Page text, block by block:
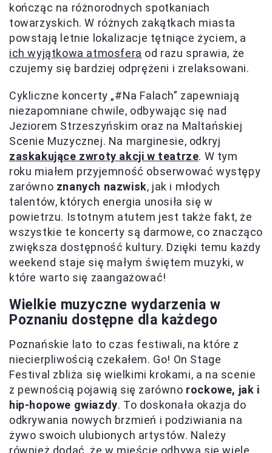
kończąc na różnorodnych spotkaniach
towarzyskich. W różnych zakątkach miasta
powstają letnie lokalizacje tętniące życiem, a
ich wyjątkowa atmosfera od razu sprawia, że
czujemy się bardziej odprężeni i zrelaksowani.
Cykliczne koncerty „#Na Falach” zapewniają
niezapomniane chwile, odbywając się nad
Jeziorem Strzeszyńskim oraz na Maltańskiej
Scenie Muzycznej. Na marginesie, odkryj
zaskakujące zwroty akcji w teatrze. W tym
roku miałem przyjemność obserwować występy
zarówno znanych nazwisk, jak i młodych
talentów, których energia unosiła się w
powietrzu. Istotnym atutem jest także fakt, że
wszystkie te koncerty są darmowe, co znacząco
zwiększa dostępność kultury. Dzięki temu każdy
weekend staje się małym świętem muzyki, w
które warto się zaangażować!
Wielkie muzyczne wydarzenia w
Poznaniu dostępne dla każdego
Poznańskie lato to czas festiwali, na które z
niecierpliwością czekałem. Go! On Stage
Festival zbliża się wielkimi krokami, a na scenie
z pewnością pojawią się zarówno rockowe, jak i
hip-hopowe gwiazdy. To doskonała okazja do
odkrywania nowych brzmień i podziwiania na
żywo swoich ulubionych artystów. Należy
również dodać, że w mieście odbywa się wiele